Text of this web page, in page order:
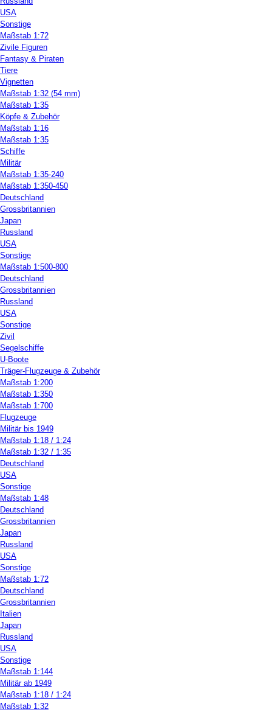
USA
Sonstige
Maßstab 1:72
Zivile Figuren
Fantasy & Piraten
Tiere
Vignetten
Maßstab 1:32 (54 mm)
Maßstab 1:35
Köpfe & Zubehör
Maßstab 1:16
Maßstab 1:35
Schiffe
Militär
Maßstab 1:35-240
Maßstab 1:350-450
Deutschland
Grossbritannien
Japan
Russland
USA
Sonstige
Maßstab 1:500-800
Deutschland
Grossbritannien
Russland
USA
Sonstige
Zivil
Segelschiffe
U-Boote
Träger-Flugzeuge & Zubehör
Maßstab 1:200
Maßstab 1:350
Maßstab 1:700
Flugzeuge
Militär bis 1949
Maßstab 1:18 / 1:24
Maßstab 1:32 / 1:35
Deutschland
USA
Sonstige
Maßstab 1:48
Deutschland
Grossbritannien
Japan
Russland
USA
Sonstige
Maßstab 1:72
Deutschland
Grossbritannien
Italien
Japan
Russland
USA
Sonstige
Maßstab 1:144
Militär ab 1949
Maßstab 1:18 / 1:24
Maßstab 1:32